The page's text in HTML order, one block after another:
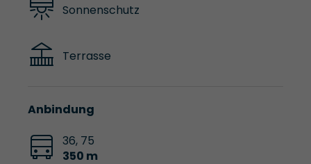
Sonnenschutz
Terrasse
Anbindung
36, 75
350 m